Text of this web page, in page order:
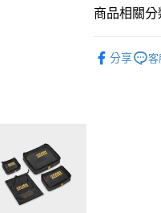
商品相關分
分享 客